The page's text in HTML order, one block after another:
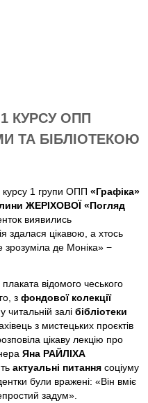
КУРСУ ОПП
ТА БІБЛІОТЕКОЮ
курсу 1 групи ОПП«Графіка»
ЖЕРІХОВОЇ «Погляд
виявились
здалася цікавою, а хтось
зрозуміла де Моніка» −
відомого чеського
зфондової колекції
читальній залібібліотеки
з мистецьких проєктів
цікаву лекцію про
Яна РАЙЛІХА
актуальні питання соціуму
були вражені: «Він вміє
задум».